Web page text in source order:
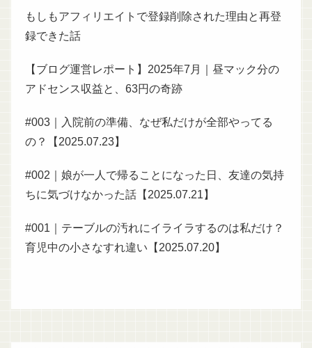
もしもアフィリエイトで登録削除された理由と再登
録できた話
【ブログ運営レポート】2025年7月｜昼マック分の
アドセンス収益と、63円の奇跡
#003｜入院前の準備、なぜ私だけが全部やってる
の？【2025.07.23】
#002｜娘が一人で帰ることになった日、友達の気持
ちに気づけなかった話【2025.07.21】
#001｜テーブルの汚れにイライラするのは私だけ？
育児中の小さなすれ違い【2025.07.20】